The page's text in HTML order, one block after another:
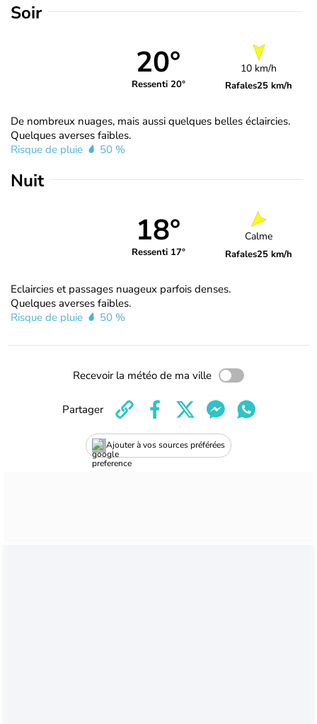
Soir
20°
Ressenti 20°
10 km/h
Rafales25 km/h
De nombreux nuages, mais aussi quelques belles éclaircies.
Quelques averses faibles.
Risque de pluie
50 %
Nuit
18°
Ressenti 17°
Calme
Rafales25 km/h
Eclaircies et passages nuageux parfois denses.
Quelques averses faibles.
Risque de pluie
50 %
Recevoir la météo de ma ville
Ajouter à vos sources préférées
Partager